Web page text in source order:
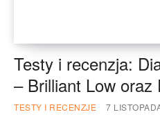
Testy i recenzja:
– Brilliant Low oraz
TESTY I RECENZJE 7